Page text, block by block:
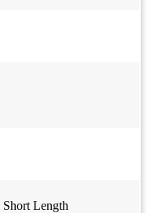
Short Length